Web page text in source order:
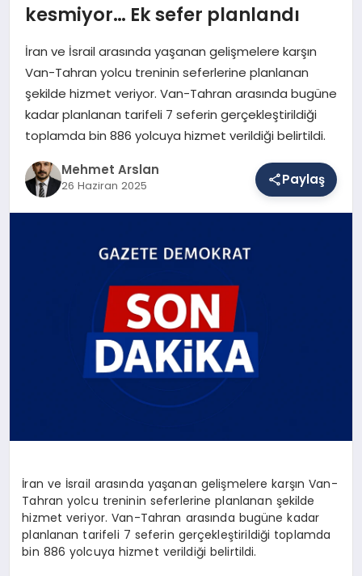
SPOR
SAĞLIK
kesmiyor… Ek sefer planlandı
İran ve İsrail arasında yaşanan gelişmelere karşın
Van-Tahran yolcu treninin seferlerine planlanan
şekilde hizmet veriyor. Van-Tahran arasında bugüne
kadar planlanan tarifeli 7 seferin gerçekleştirildiği
toplamda bin 886 yolcuya hizmet verildiği belirtildi.
Mehmet Arslan
26 Haziran 2025 Paylaş
İran ve İsrail arasında yaşanan gelişmelere karşın Van-
Tahran yolcu treninin seferlerine planlanan şekilde
hizmet veriyor. Van-Tahran arasında bugüne kadar
planlanan tarifeli 7 seferin gerçekleştirildiği toplamda
bin 886 yolcuya hizmet verildiği belirtildi.